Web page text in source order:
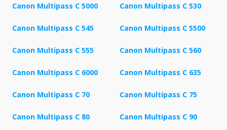
Canon Multipass C 5000 Canon Multipass C 530
Canon Multipass C 545 Canon Multipass C 5500
Canon Multipass C 555 Canon Multipass C 560
Canon Multipass C 6000 Canon Multipass C 635
Canon Multipass C 70 Canon Multipass C 75
Canon Multipass C 80 Canon Multipass C 90